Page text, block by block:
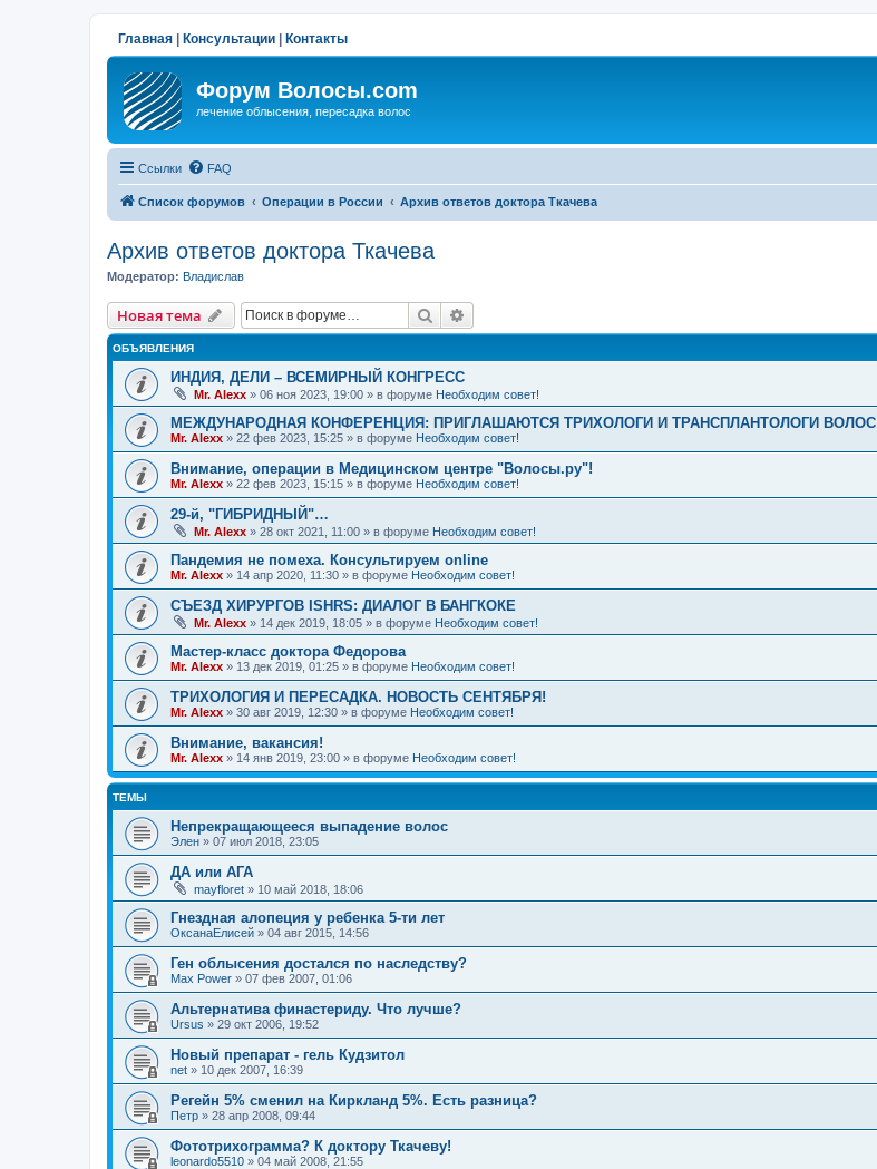
Главная Консультации Контакты
Форум Волосы.com
лечение облысения, пересадка волос
Ссылки FAQ
Список форумов Операции в России Архив ответов доктора Ткачева
Архив ответов доктора Ткачева
Модератор: Владислав
Новая тема Поиск
ОБЪЯВЛЕНИЯ
ИНДИЯ, ДЕЛИ – ВСЕМИРНЫЙ КОНГРЕСС
Mr. Alexx » 06 ноя 2023, 19:00 » в форуме Необходим совет!
МЕЖДУНАРОДНАЯ КОНФЕРЕНЦИЯ: ПРИГЛАШАЮТСЯ ТРИХОЛОГИ И ТРАНСПЛАНТОЛОГИ ВОЛОС
Mr. Alexx » 22 фев 2023, 15:25 » в форуме Необходим совет!
Внимание, операции в Медицинском центре "Волосы.ру"!
Mr. Alexx » 22 фев 2023, 15:15 » в форуме Необходим совет!
29-й, "ГИБРИДНЫЙ"…
Mr. Alexx » 28 окт 2021, 11:00 » в форуме Необходим совет!
Пандемия не помеха. Консультируем online
Mr. Alexx » 14 апр 2020, 11:30 » в форуме Необходим совет!
СЪЕЗД ХИРУРГОВ ISHRS: ДИАЛОГ В БАНГКОКЕ
Mr. Alexx » 14 дек 2019, 18:05 » в форуме Необходим совет!
Мастер-класс доктора Федорова
Mr. Alexx » 13 дек 2019, 01:25 » в форуме Необходим совет!
ТРИХОЛОГИЯ И ПЕРЕСАДКА. НОВОСТЬ СЕНТЯБРЯ!
Mr. Alexx » 30 авг 2019, 12:30 » в форуме Необходим совет!
Внимание, вакансия!
Mr. Alexx » 14 янв 2019, 23:00 » в форуме Необходим совет!
ТЕМЫ
Непрекращающееся выпадение волос
Элен » 07 июл 2018, 23:05
ДА или АГА
mayfloret » 10 май 2018, 18:06
Гнездная алопеция у ребенка 5-ти лет
ОксанаЕлисей » 04 авг 2015, 14:56
Ген облысения достался по наследству?
Max Power » 07 фев 2007, 01:06
Альтернатива финастериду. Что лучше?
Ursus » 29 окт 2006, 19:52
Новый препарат - гель Кудзитол
net » 10 дек 2007, 16:39
Регейн 5% сменил на Киркланд 5%. Есть разница?
Петр » 28 апр 2008, 09:44
Фототрихограмма? К доктору Ткачеву!
leonardo5510 » 04 май 2008, 21:55